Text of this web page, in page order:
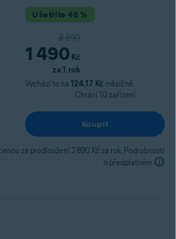
Ušetříte 48 %
1 490 Kč
původní cena
2 890
za 1. rok
Vychází to na 124.17 Kč měsíčně.
Chrání 10 zařízení
Koupit
za prodloužení 2 890 Kč za rok. Podrobnosti
o předplatném